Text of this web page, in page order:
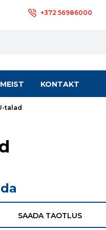
+372 56986000
MEIST KONTAKT
talad
SAADA TAOTLUS